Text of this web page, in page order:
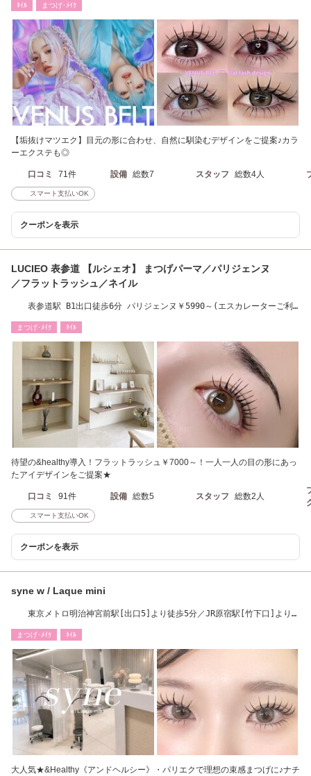
ﾈｲﾙ まつげ･ﾒｲｸ
【垢抜けマツエク】目元の形に合わせ、自然に馴染むデザインをご提案♪カラ
ーエクステも◎
口コミ 71件 設備 総数7 スタッフ 総数4人
スマート支払いOK
クーポンを表示
LUCIEO 表参道 【ルシェオ】 まつげパーマ／パリジェンヌ
／フラットラッシュ／ネイル
表参道駅 B1出口徒歩6分 パリジェンヌ￥5990～(エスカレーターご利
まつげ･ﾒｲｸ ﾈｲﾙ
待望の&healthy導入！フラットラッシュ￥7000～！一人一人の目の形にあっ
たアイデザインをご提案★
口コミ 91件 設備 総数5 スタッフ 総数2人
スマート支払いOK
クーポンを表示
syne w / Laque mini
東京メトロ明治神宮前駅[出口5]より徒歩5分／JR原宿駅[竹下口]より徒
まつげ･ﾒｲｸ ﾈｲﾙ
大人気★&Healthy《アンドヘルシー》・パリエクで理想の束感まつげに♪ナチ